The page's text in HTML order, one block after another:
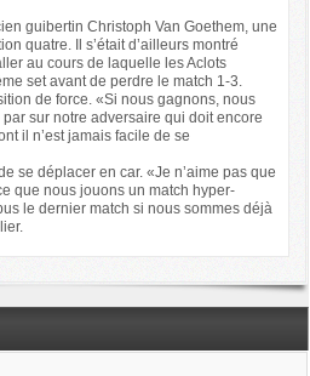
guibertin Christoph Van Goethem, une
quatre. Il s’était d’ailleurs montré
au cours de laquelle les Aclots
set avant de perdre le match 1-3.
de force. «Si nous gagnons, nous
sur notre adversaire qui doit encore
il n’est jamais facile de se
se déplacer en car. «Je n’aime pas que
que nous jouons un match hyper-
le dernier match si nous sommes déjà